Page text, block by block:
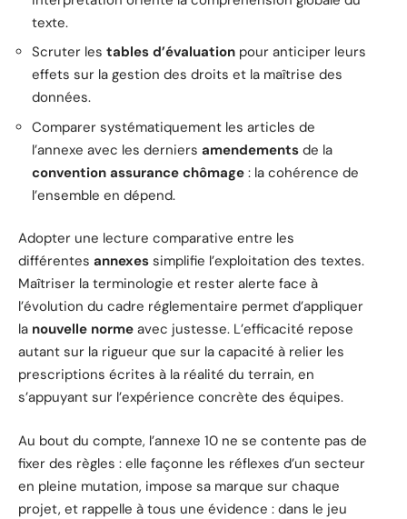
texte.
Scruter les tables d’évaluation pour anticiper leurs
effets sur la gestion des droits et la maîtrise des
données.
Comparer systématiquement les articles de
l’annexe avec les derniers amendements de la
convention assurance chômage : la cohérence de
l’ensemble en dépend.
Adopter une lecture comparative entre les
différentes annexes simplifie l’exploitation des textes.
Maîtriser la terminologie et rester alerte face à
l’évolution du cadre réglementaire permet d’appliquer
la nouvelle norme avec justesse. L’efficacité repose
autant sur la rigueur que sur la capacité à relier les
prescriptions écrites à la réalité du terrain, en
s’appuyant sur l’expérience concrète des équipes.
Au bout du compte, l’annexe 10 ne se contente pas de
fixer des règles : elle façonne les réflexes d’un secteur
en pleine mutation, impose sa marque sur chaque
projet, et rappelle à tous une évidence : dans le jeu